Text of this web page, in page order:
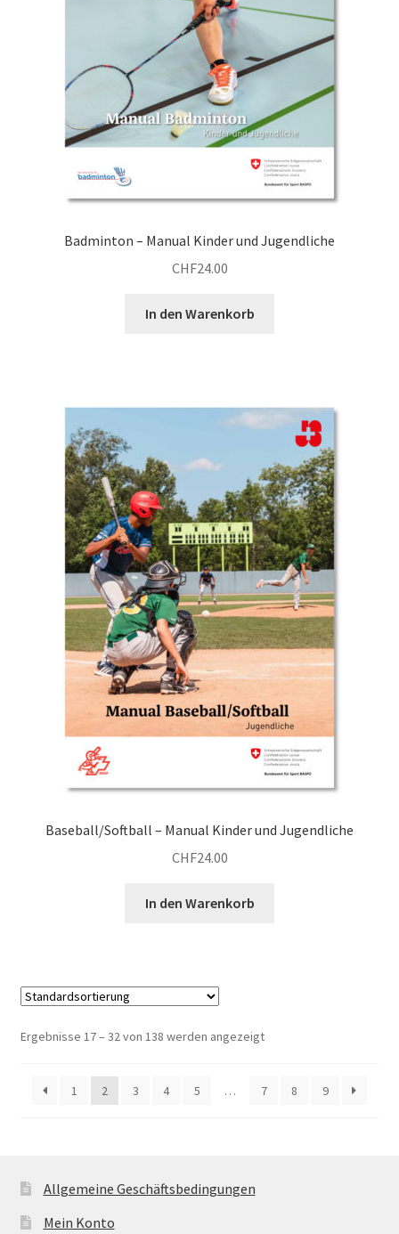
Badminton – Manual Kinder und Jugendliche
CHF24.00
In den Warenkorb
Baseball/Softball – Manual Kinder und Jugendliche
CHF24.00
In den Warenkorb
Ergebnisse 17 – 32 von 138 werden angezeigt
1 2 3 4 5 … 7 8 9
Allgemeine Geschäftsbedingungen
Mein Konto